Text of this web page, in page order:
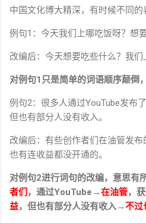
中国文化博大精深，有时候不同的
例句1：今天我们上哪吃饭呀？想
改编后：今天想要吃些什么？我们
对例句1只是简单的词语顺序颠倒
例句2：很多人通过YouTube发布
但也有部分人没有收入。
改编后：有些创作者们在油管发
也有连收益都没开通的。
对例句2进行词句的改编，意思有
者们 ，通过YouTube→在油管，
益，但也有部分人没有收入→不过